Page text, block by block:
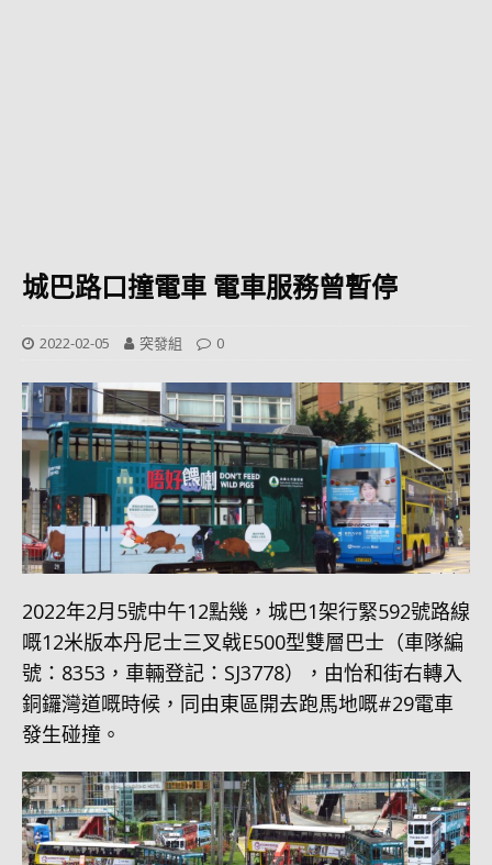
城巴路口撞電車 電車服務曾暫停
2022-02-05 突發組 0
2022年2月5號中午12點幾，城巴1架行緊592號路線
嘅12米版本丹尼士三叉㦸E500型雙層巴士（車隊編
號：8353，車輛登記：SJ3778），由怡和街右轉入
銅鑼灣道嘅時候，同由東區開去跑馬地嘅#29電車
發生碰撞。